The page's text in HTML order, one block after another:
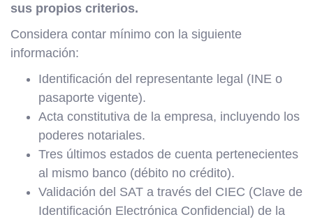
sus propios criterios.
Considera contar mínimo con la siguiente
información:
Identificación del representante legal (INE o
pasaporte vigente).
Acta constitutiva de la empresa, incluyendo los
poderes notariales.
Tres últimos estados de cuenta pertenecientes
al mismo banco (débito no crédito).
Validación del SAT a través del CIEC (Clave de
Identificación Electrónica Confidencial) de la